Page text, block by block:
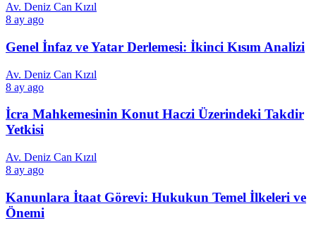
Av. Deniz Can Kızıl
8 ay ago
Genel İnfaz ve Yatar Derlemesi: İkinci Kısım Analizi
Av. Deniz Can Kızıl
8 ay ago
İcra Mahkemesinin Konut Haczi Üzerindeki Takdir
Yetkisi
Av. Deniz Can Kızıl
8 ay ago
Kanunlara İtaat Görevi: Hukukun Temel İlkeleri ve
Önemi